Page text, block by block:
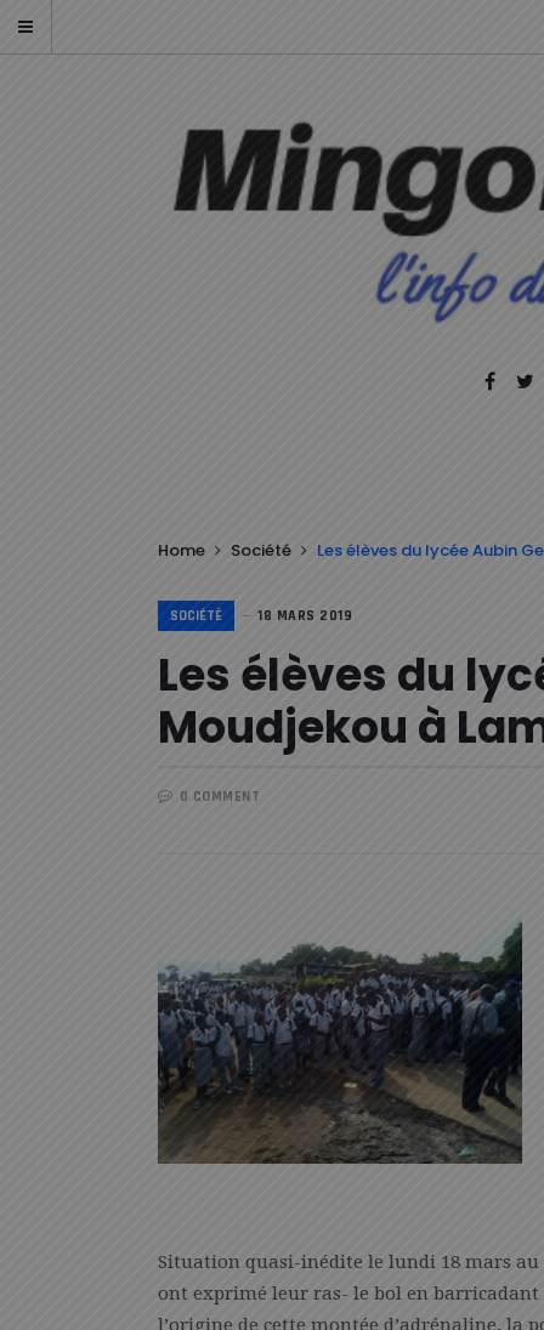
Home Société Les élèves du lycée Aubin
SOCIÉTÉ 18 MARS 2019
Les élèves du
Moudjekou à
0 COMMENT
Situation quasi-inédite le lundi 18 mars au
ont exprimé leur ras- le bol en
l’origine de cette montée d’adrénaline, la